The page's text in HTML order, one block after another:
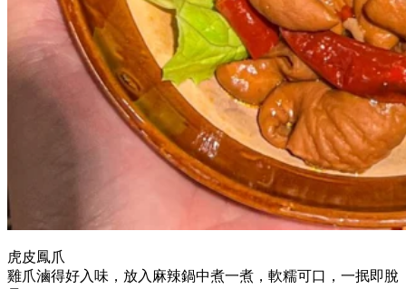
虎皮鳳爪
雞爪滷得好入味，放入麻辣鍋中煮一煮，軟糯可口，一抿即脫